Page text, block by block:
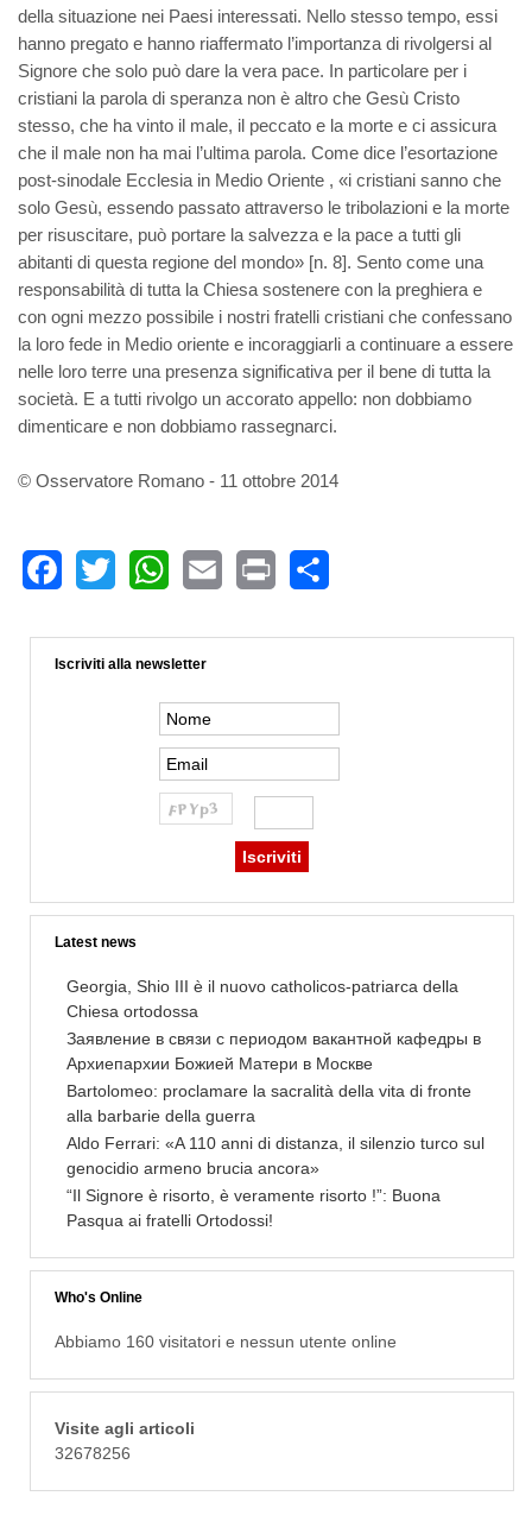
della situazione nei Paesi interessati. Nello stesso tempo, essi
hanno pregato e hanno riaffermato l’importanza di rivolgersi al
Signore che solo può dare la vera pace. In particolare per i
cristiani la parola di speranza non è altro che Gesù Cristo
stesso, che ha vinto il male, il peccato e la morte e ci assicura
che il male non ha mai l’ultima parola. Come dice l’esortazione
post-sinodale Ecclesia in Medio Oriente , «i cristiani sanno che
solo Gesù, essendo passato attraverso le tribolazioni e la morte
per risuscitare, può portare la salvezza e la pace a tutti gli
abitanti di questa regione del mondo» [n. 8]. Sento come una
responsabilità di tutta la Chiesa sostenere con la preghiera e
con ogni mezzo possibile i nostri fratelli cristiani che confessano
la loro fede in Medio oriente e incoraggiarli a continuare a essere
nelle loro terre una presenza significativa per il bene di tutta la
società. E a tutti rivolgo un accorato appello: non dobbiamo
dimenticare e non dobbiamo rassegnarci.
© Osservatore Romano - 11 ottobre 2014
Iscriviti alla newsletter
Latest news
Georgia, Shio III è il nuovo catholicos-patriarca della
Chiesa ortodossa
Заявление в связи с периодом вакантной кафедры в
Архиепархии Божией Матери в Москве
Bartolomeo: proclamare la sacralità della vita di fronte
alla barbarie della guerra
Aldo Ferrari: «A 110 anni di distanza, il silenzio turco sul
genocidio armeno brucia ancora»
“Il Signore è risorto, è veramente risorto !”: Buona
Pasqua ai fratelli Ortodossi!
Who's Online
Abbiamo 160 visitatori e nessun utente online
Visite agli articoli
32678256